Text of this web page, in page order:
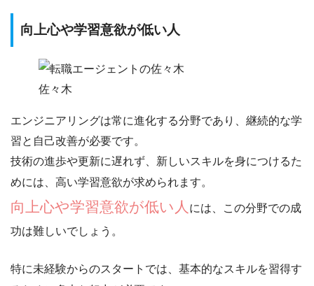
向上心や学習意欲が低い人
佐々木
エンジニアリングは常に進化する分野であり、 継続的な学
習と自己改善が必要です。
技術の進歩や更新に遅れず、新しいスキルを身につけるた
めには、 高い学習意欲が求められます。
向上心や学習意欲が低い人 には、この分野での成
功は難しいでしょう。
特に未経験からのスタートでは、基本的なスキルを習得す